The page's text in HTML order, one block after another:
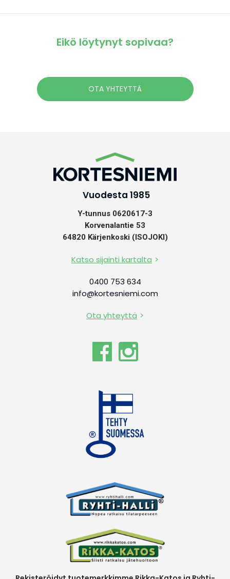
Eikö löytynyt sopivaa?
OTA YHTEYTTÄ
Vuodesta 1985
Y-tunnus 0620617-3
Korvenalantie 53
64820 Kärjenkoski (ISOJOKI)
Katso sijainti kartalta
0400 753 634
info@kortesniemi.com
Ota yhteyttä